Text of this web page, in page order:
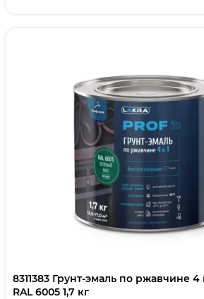
8311383 Грунт-эмаль по ржавчине
RAL 6005 1,7 кг